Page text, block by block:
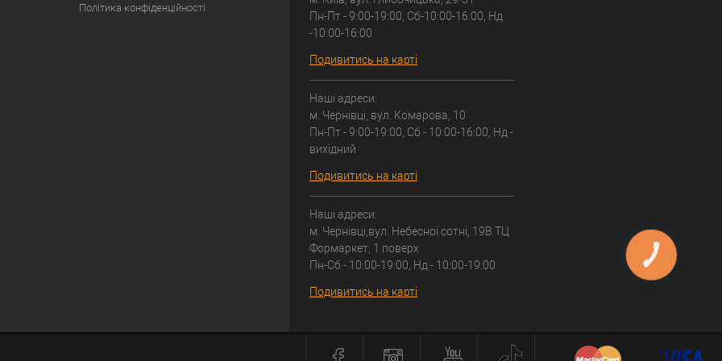
Політика конфіденційності
Пн-Пт - 9:00-19:00, Сб-10:00-16:00, Нд
-10:00-16:00
Подивитись на карті
Наші адреси:
м. Чернівці, вул. Комарова, 10
Пн-Пт - 9:00-19:00, Сб - 10:00-16:00, Нд -
вихідний
Подивитись на карті
Наші адреси:
м. Чернівці,вул. Небесної сотні, 19В ТЦ
Формаркет, 1 поверх
Пн-Сб - 10:00-19:00, Нд - 10:00-19:00
Подивитись на карті
КНОПКА
ЗВ'ЯЗКУ